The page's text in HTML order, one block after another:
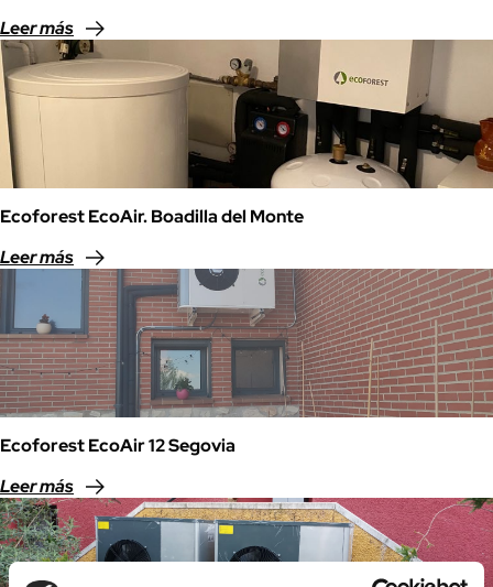
Leer más
Ecoforest EcoAir. Boadilla del Monte
Leer más
Ecoforest EcoAir 12 Segovia
Leer más